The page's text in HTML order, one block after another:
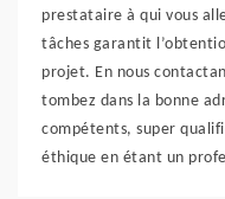
prestataire à qui vous
tâches garantit
projet. En nous
tombez dans la bonne
compétents, super
éthique en étant un